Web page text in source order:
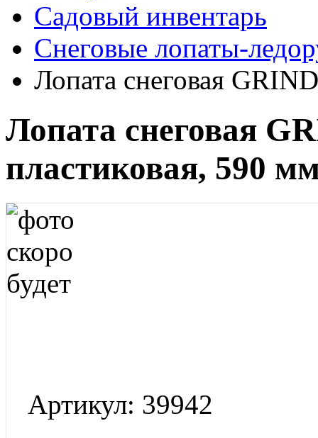
Садовый инвентарь
Снеговые лопаты-
Лопата снеговая
Лопата снеговая
пластиковая, 590
Артикул: 39942